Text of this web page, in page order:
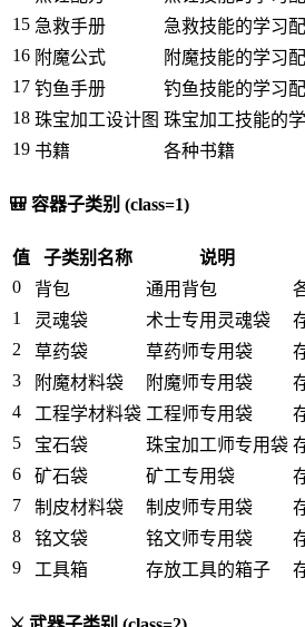
15 急救手册 急救技能的学习
16 附魔公式 附魔技能的学习
17 钓鱼手册 钓鱼技能的学习
18 珠宝加工设计图 珠宝加工技能的
19 书籍 各种书籍
🎒 容器子类别 (class=1)
值 子类别名称 说明
0
背包 通用背包
1
灵魂袋 术士专用灵魂袋
2
草药袋 草药师专用袋
3
附魔材料袋 附魔师专用袋
4
工程学材料袋 工程师专用袋
5
宝石袋 珠宝加工师专用袋
6
矿石袋 矿工专用袋
7
制皮材料袋 制皮师专用袋
8
铭文袋 铭文师专用袋
9
工具箱 存放工具的箱子